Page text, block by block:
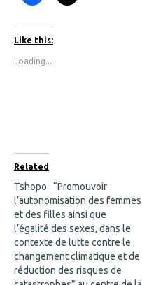
k
t
o
h
b
o
o
k
(
O
p
e
n
s
i
n
n
e
i
n
n
e
w
w
i
n
d
w
Like this:
Loading...
Related
Tshopo : “Promouvoir
l’autonomisation des femmes
et des filles ainsi que
l’égalité des sexes, dans le
contexte de lutte contre le
changement climatique et de
réduction des risques de